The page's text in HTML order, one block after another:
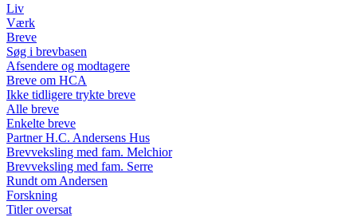
Liv
Værk
Breve
Søg i brevbasen
Afsendere og modtagere
Breve om HCA
Ikke tidligere trykte breve
Alle breve
Enkelte breve
Partner H.C. Andersens Hus
Brevveksling med fam. Melchior
Brevveksling med fam. Serre
Rundt om Andersen
Forskning
Titler oversat